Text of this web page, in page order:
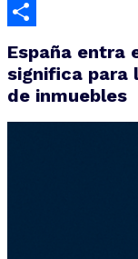
Email
Compartir
España entra
significa para
de inmuebles